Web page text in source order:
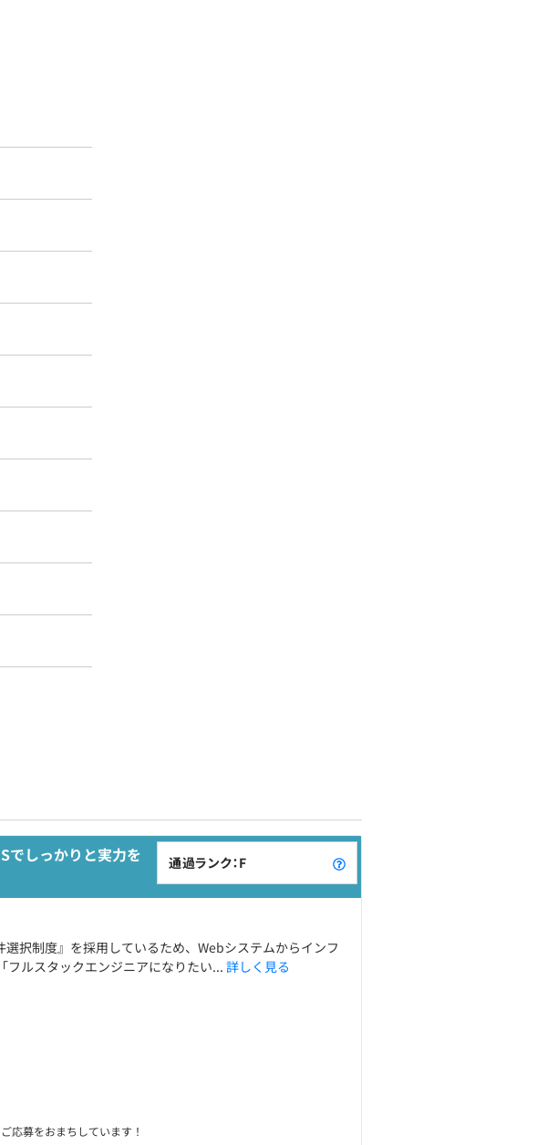
でしっかりと実力を
通過ランク：F
択制度』を採用しているため、Webシステムからインフ
フルスタックエンジニアになりたい... 詳しく見る
応募をおまちしています！